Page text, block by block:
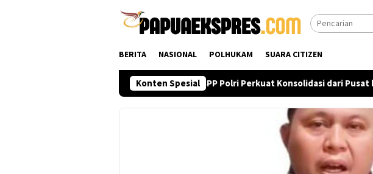
BERITA NASIONAL POLHUKAM SUARA CITIZEN
Konten Spesial
Kawal Proses Pembahasannya KBPP Polri Perkuat Konsolidasi dari Pusat